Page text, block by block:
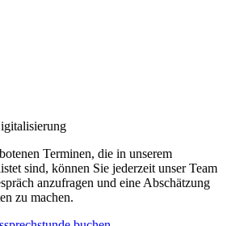
Terminen, die in unserem
sind, können Sie jederzeit unser Team
anzufragen und eine Abschätzung
zu machen.